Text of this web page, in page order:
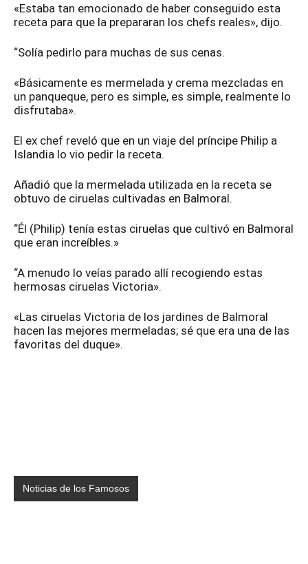
«Estaba tan emocionado de haber conseguido esta
receta para que la prepararan los chefs reales», dijo.
“Solía ​​pedirlo para muchas de sus cenas.
«Básicamente es mermelada y crema mezcladas en
un panqueque, pero es simple, es simple, realmente lo
disfrutaba».
El ex chef reveló que en un viaje del príncipe Philip a
Islandia lo vio pedir la receta.
Añadió que la mermelada utilizada en la receta se
obtuvo de ciruelas cultivadas en Balmoral.
“Él (Philip) tenía estas ciruelas que cultivó en Balmoral
que eran increíbles.»
“A menudo lo veías parado allí recogiendo estas
hermosas ciruelas Victoria».
«Las ciruelas Victoria de los jardines de Balmoral
hacen las mejores mermeladas; sé que era una de las
favoritas del duque».
Noticias de los Famosos